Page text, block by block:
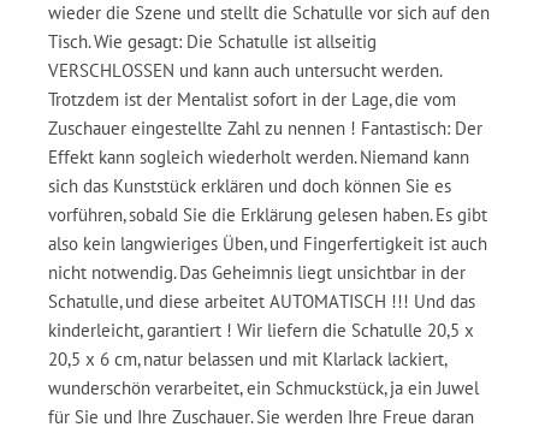
wieder die Szene und stellt die Schatulle vor sich auf den
Tisch. Wie gesagt: Die Schatulle ist allseitig
VERSCHLOSSEN und kann auch untersucht werden.
Trotzdem ist der Mentalist sofort in der Lage, die vom
Zuschauer eingestellte Zahl zu nennen ! Fantastisch: Der
Effekt kann sogleich wiederholt werden. Niemand kann
sich das Kunststück erklären und doch können Sie es
vorführen, sobald Sie die Erklärung gelesen haben. Es gibt
also kein langwieriges Üben, und Fingerfertigkeit ist auch
nicht notwendig. Das Geheimnis liegt unsichtbar in der
Schatulle, und diese arbeitet AUTOMATISCH !!! Und das
kinderleicht, garantiert ! Wir liefern die Schatulle 20,5 x
20,5 x 6 cm, natur belassen und mit Klarlack lackiert,
wunderschön verarbeitet, ein Schmuckstück, ja ein Juwel
für Sie und Ihre Zuschauer. Sie werden Ihre Freue daran